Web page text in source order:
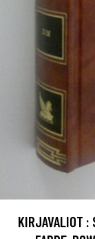
KIRJAVALIOT :